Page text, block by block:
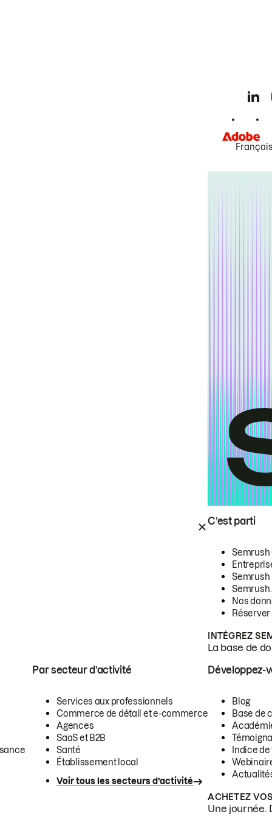
C’est parti
Semrush
Semrush
Semrush
Nos
INTÉGREZ
La base de
Par secteur d’activité
Services aux professionnels
Commerce de détail et e-commerce
Agences
SaaS et B2B
Santé
Établissement local
Voir tous les secteurs d’activité
Développez-
Blog
Base de
Indice
ACHETEZ
Une journée.